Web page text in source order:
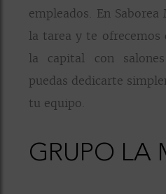
empleados. En
la tarea y te ofrecemos
la capital con
puedas dedicarte
tu equipo.
GRUPO LA